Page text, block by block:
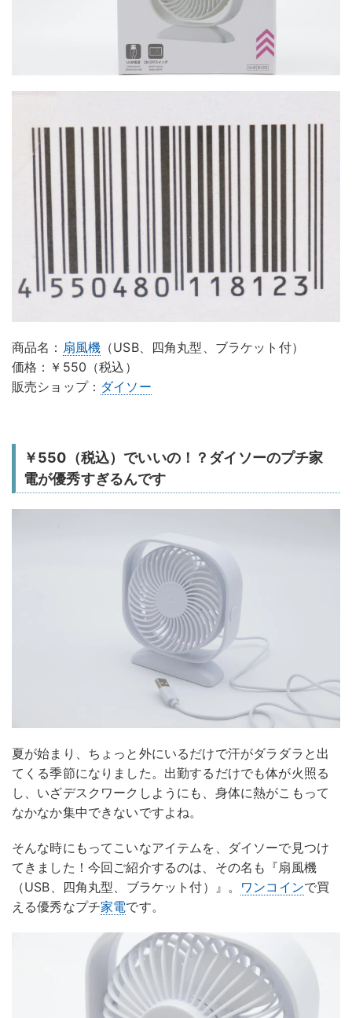
商品名： 扇風機 （USB、四角丸型、ブラケット付）
価格：￥550（税込）
販売ショップ： ダイソー
￥550（税込）でいいの！？ダイソーのプチ家
電が優秀すぎるんです
夏が始まり、ちょっと外にいるだけで汗がダラダラと出
てくる季節になりました。出勤するだけでも体が火照る
し、いざデスクワークしようにも、身体に熱がこもって
なかなか集中できないですよね。
そんな時にもってこいなアイテムを、ダイソーで見つけ
てきました！今回ご紹介するのは、その名も『扇風機
（USB、四角丸型、ブラケット付）』。 ワンコインで買
える優秀なプチ家電です。